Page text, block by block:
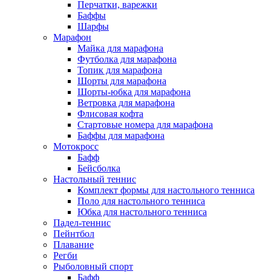
Перчатки, варежки
Баффы
Шарфы
Марафон
Майка для марафона
Футболка для марафона
Топик для марафона
Шорты для марафона
Шорты-юбка для марафона
Ветровка для марафона
Флисовая кофта
Стартовые номера для марафона
Баффы для марафона
Мотокросс
Бафф
Бейсболка
Настольный теннис
Комплект формы для настольного тенниса
Поло для настольного тенниса
Юбка для настольного тенниса
Падел-теннис
Пейнтбол
Плавание
Регби
Рыболовный спорт
Бафф